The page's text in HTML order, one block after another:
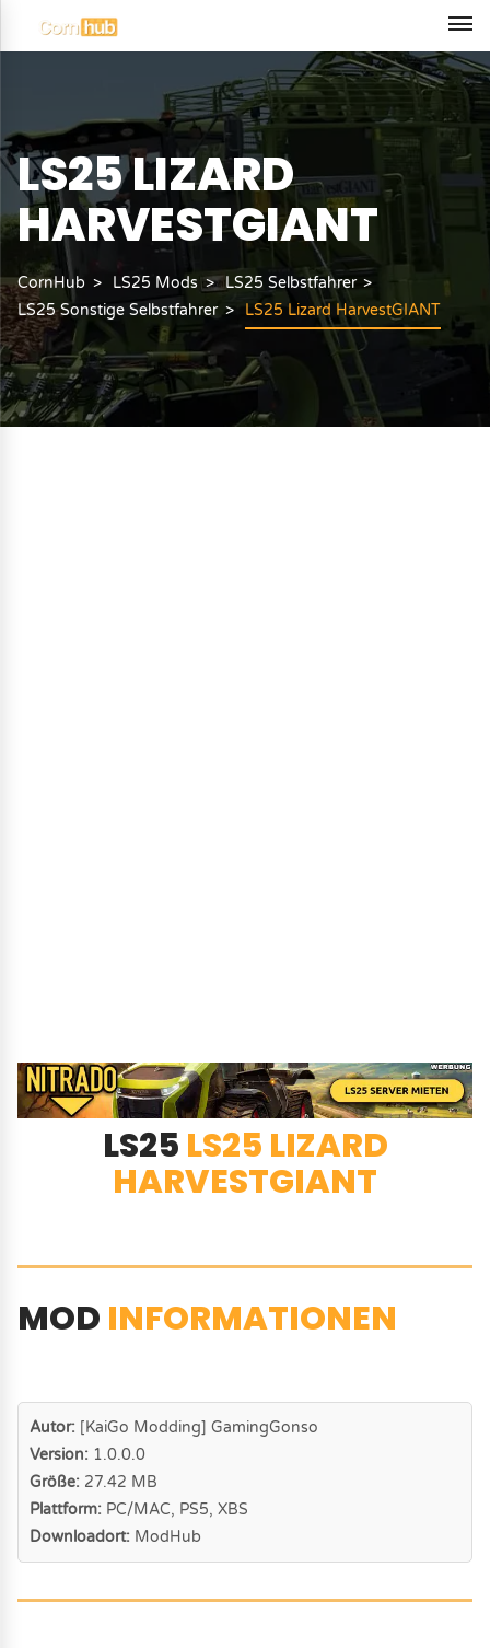
LS25 LIZARD
HARVESTGIANT
CornHub LS25 Mods
LS25 Selbstfahrer
LS25 Sonstige Selbstfahrer
LS25 Lizard HarvestGIANT
LS25 LS25 LIZARD
HARVESTGIANT
MOD INFORMATIONEN
Autor: [KaiGo Modding] GamingGonso
Version: 1.0.0.0
Größe: 27.42 MB
Plattform: PC/MAC, PS5, XBS
Downloadort: ModHub